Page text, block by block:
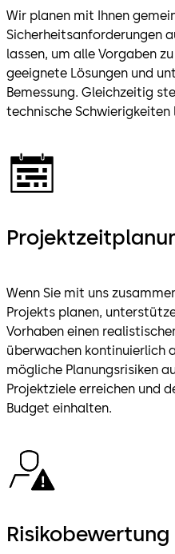
Wir planen mit Ihnen
Sicherheitsanforderungen
lassen, um alle Vorgaben
geeignete Lösungen und
Bemessung. Gleichzeitig
technische
Wenn Sie mit uns
Projekts planen,
Vorhaben einen
überwachen kontinuierlich
mögliche Planungsrisiken
Projektziele erreichen und
Budget einhalten.
Risikobewertung